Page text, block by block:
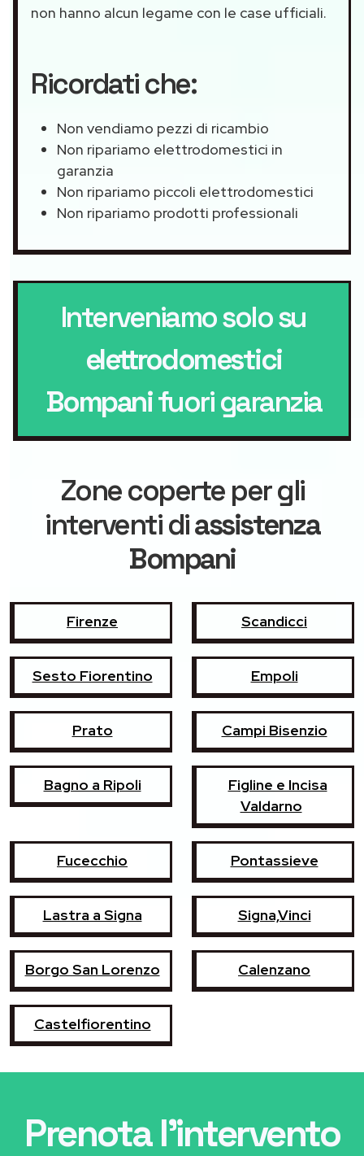
non hanno alcun legame con le case ufficiali.
Ricordati che:
Non vendiamo pezzi di ricambio
Non ripariamo elettrodomestici in
garanzia
Non ripariamo piccoli elettrodomestici
Non ripariamo prodotti professionali
Interveniamo solo su
elettrodomestici
Bompanifuori garanzia
Zone coperte per gli
interventi diassistenza
Bompani
Firenze Scandicci
Sesto Fiorentino Empoli
Prato Campi Bisenzio
Bagno a Ripoli
Figline e Incisa
Valdarno
Fucecchio Pontassieve
Lastra a Signa Signa,Vinci
Borgo San Lorenzo Calenzano
Castelfiorentino
Prenota l'intervento